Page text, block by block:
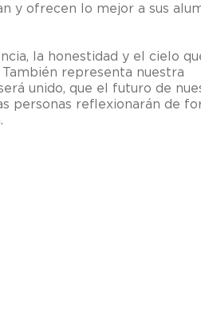
y ofrecen lo mejor a sus
la honestidad y el cielo
representa nuestra
unido, que el futuro de
personas reflexionarán de